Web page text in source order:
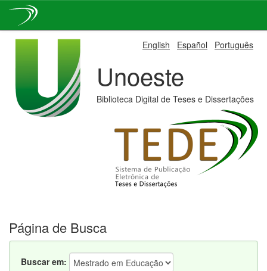
English Español Português
Unoeste
Biblioteca Digital de Teses e Dissertações
Página de Busca
Buscar em: